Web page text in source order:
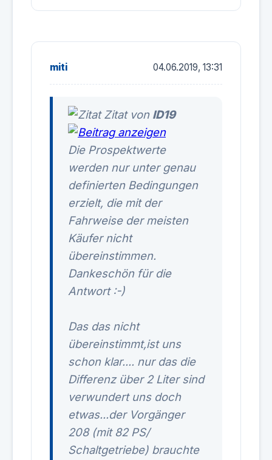
miti 04.06.2019, 13:31
Zitat von ID19
Die Prospektwerte
werden nur unter genau
definierten Bedingungen
erzielt, die mit der
Fahrweise der meisten
Käufer nicht
übereinstimmen.
Dankeschön für die
Antwort :-)
Das das nicht
übereinstimmt,ist uns
schon klar.... nur das die
Differenz über 2 Liter sind
verwundert uns doch
etwas...der Vorgänger
208 (mit 82 PS/
Schaltgetriebe) brauchte